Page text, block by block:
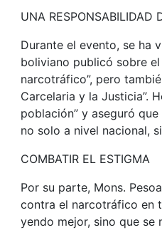
UNA RESPONSABILIDAD
Durante el evento, se ha
boliviano publicó sobre
narcotráfico”, pero
Carcelaria y la Justicia”.
población” y aseguró
no solo a nivel nacional,
COMBATIR EL ESTIGMA
Por su parte, Mons.
contra el narcotráfico en
yendo mejor, sino que se